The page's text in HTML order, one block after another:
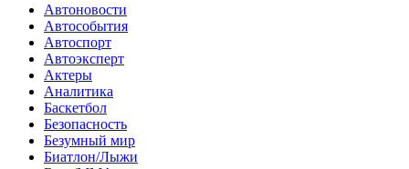
Автоновости
Автособытия
Автоспорт
Автоэксперт
Актеры
Аналитика
Баскетбол
Безопасность
Безумный мир
Биатлон/Лыжи